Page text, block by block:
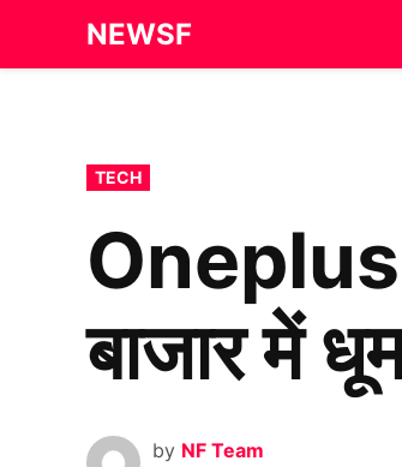
NEWSF
POSTED
IN
TECH
Oneplus
बाजार में
by NF Team